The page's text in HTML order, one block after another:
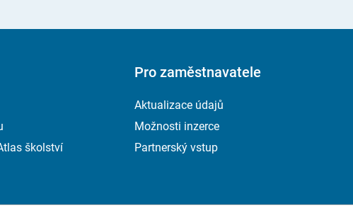
školství
Pro zaměstnavatele
Aktualizace údajů
Možnosti inzerce
Partnerský vstup